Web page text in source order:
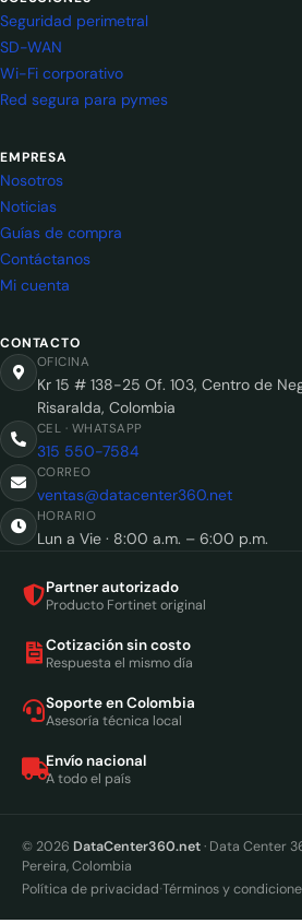
Seguridad perimetral
SD-WAN
Wi-Fi corporativo
Red segura para pymes
EMPRESA
Nosotros
Noticias
Guías de compra
Contáctanos
Mi cuenta
CONTACTO
OFICINA
Kr 15 # 138-25 Of. 103, Centro de
Risaralda, Colombia
CEL · WHATSAPP
315 550-7584
CORREO
ventas@datacenter360.net
HORARIO
Lun a Vie · 8:00 a.m. – 6:00 p.m.
Partner autorizado
Producto Fortinet original
Cotización sin costo
Respuesta el mismo día
Soporte en Colombia
Asesoría técnica local
Envío nacional
A todo el país
© 2026 DataCenter360.net· Data Center
Pereira, Colombia
Política de privacidad·Términos y